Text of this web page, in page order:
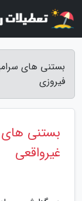
بستنی های
فیروزی
بستنی
غیرواقعی